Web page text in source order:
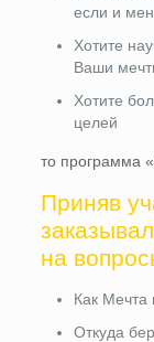
если и
Хотите
Ваши
Хотите
целей
то программа
Приняв
на
Как Мечта
Откуда